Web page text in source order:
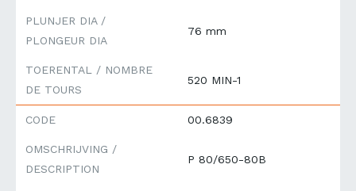
PLUNJER DIA /
PLONGEUR DIA
76 mm
TOERENTAL / NOMBRE
DE TOURS
520 MIN-1
CODE 00.6839
OMSCHRIJVING /
DESCRIPTION
P 80/650-80B